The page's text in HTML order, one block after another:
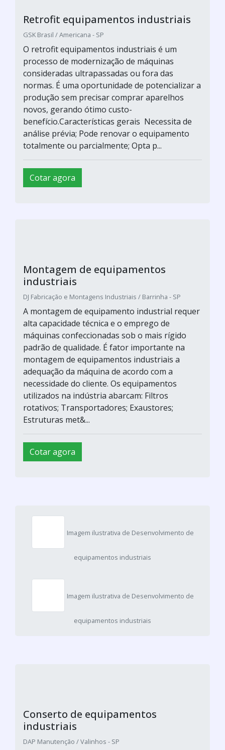
Retrofit equipamentos industriais
GSK Brasil / Americana - SP
O retrofit equipamentos industriais é um
processo de modernização de máquinas
consideradas ultrapassadas ou fora das
normas. É uma oportunidade de potencializar a
produção sem precisar comprar aparelhos
novos, gerando ótimo custo-
benefício.Características gerais Necessita de
análise prévia; Pode renovar o equipamento
totalmente ou parcialmente; Opta p...
Cotar agora
Montagem de equipamentos
industriais
DJ Fabricação e Montagens Industriais / Barrinha - SP
A montagem de equipamento industrial requer
alta capacidade técnica e o emprego de
máquinas confeccionadas sob o mais rígido
padrão de qualidade. É fator importante na
montagem de equipamentos industriais a
adequação da máquina de acordo com a
necessidade do cliente. Os equipamentos
utilizados na indústria abarcam: Filtros
rotativos; Transportadores; Exaustores;
Estruturas met&...
Cotar agora
Imagem ilustrativa de Desenvolvimento de
equipamentos industriais
Imagem ilustrativa de Desenvolvimento de
equipamentos industriais
Conserto de equipamentos
industriais
DAP Manutenção / Valinhos - SP